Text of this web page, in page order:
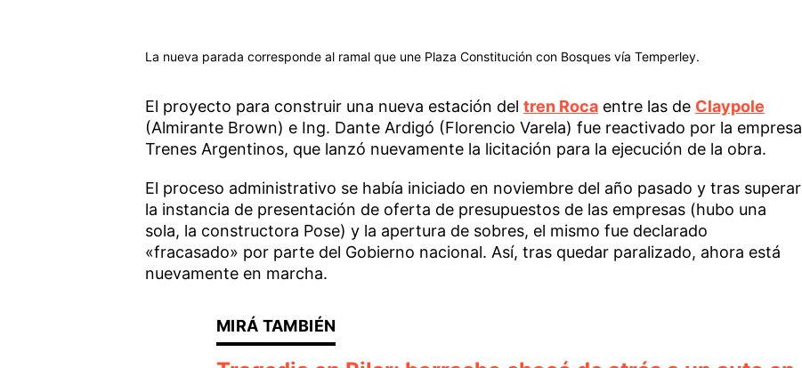
La nueva parada corresponde al ramal que une Plaza Constitución con Bosques vía Temperley.
El proyecto para construir una nueva estación del tren Rocaentre las de Claypole
(Almirante Brown) e Ing. Dante Ardigó (Florencio Varela) fue reactivado por la empresa
Trenes Argentinos, que lanzó nuevamente la licitación para la ejecución de la obra.
El proceso administrativo se había iniciado en noviembre del año pasado y tras superar
la instancia de presentación de oferta de presupuestos de las empresas (hubo una
sola, la constructora Pose) y la apertura de sobres, el mismo fue declarado
«fracasado» por parte del Gobierno nacional. Así, tras quedar paralizado, ahora está
nuevamente en marcha.